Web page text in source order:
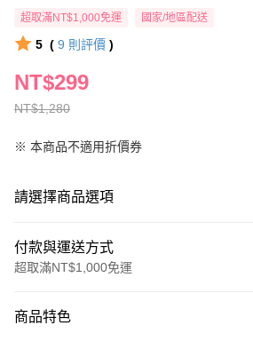
超取滿NT$1,000免運 國家/地區配送
5 ( 9 則評價 )
NT$1,280
NT$299
※ 本商品不適用折價券
請選擇商品選項
付款與運送方式
超取滿NT$1,000免運
信用卡一次付款
商品特色